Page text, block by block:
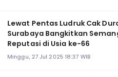
Lewat Pentas Ludruk Cak
Surabaya Bangkitkan
Reputasi di Usia ke-66
Minggu, 27 Jul 2025 18:37 WIB